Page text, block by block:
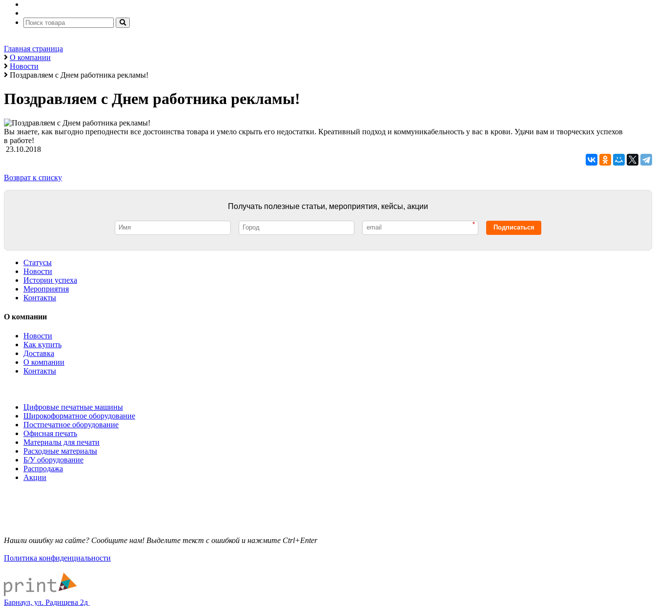
Главная страница
О компании
Новости
Поздравляем с Днем работника рекламы!
Поздравляем с Днем работника рекламы!
Вы знаете, как выгодно преподнести все достоинства товара и умело скрыть его недостатки. Креативный подход и коммуникабельность у вас в крови. Удачи вам и творческих успехов
в работе!
23.10.2018
Возврат к списку
Получать полезные статьи, мероприятия, кейсы, акции
* Подписаться
Статусы
Новости
Истории успеха
Мероприятия
Контакты
О компании
Новости
Как купить
Доставка
О компании
Контакты
Цифровые печатные машины
Широкоформатное оборудование
Постпечатное оборудование
Офисная печать
Материалы для печати
Расходные материалы
Б/У оборудование
Распродажа
Акции
Нашли ошибку на сайте? Сообщите нам! Выделите текст с ошибкой и нажмите Ctrl+Enter
Политика конфиденциальности
Барнаул, ул. Радищева 2д